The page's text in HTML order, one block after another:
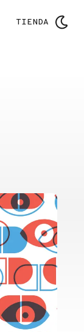
TIENDA